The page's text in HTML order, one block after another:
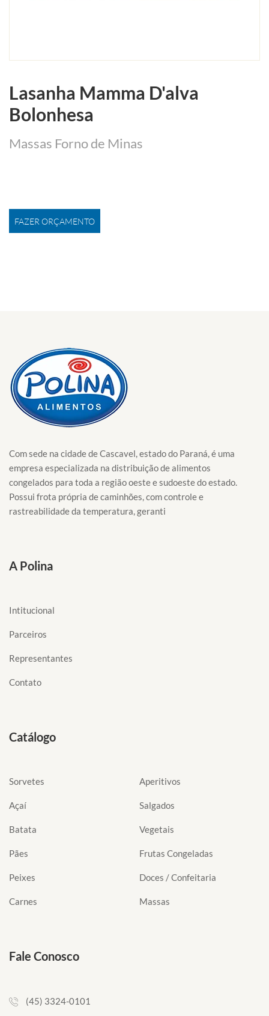
Lasanha Mamma D'alva
Bolonhesa
Massas Forno de Minas
FAZER ORÇAMENTO
Com sede na cidade de Cascavel, estado do Paraná, é uma
empresa especializada na distribuição de alimentos
congelados para toda a região oeste e sudoeste do estado.
Possui frota própria de caminhões, com controle e
rastreabilidade da temperatura, geranti
A Polina
Intitucional
Parceiros
Representantes
Contato
Catálogo
Sorvetes
Açaí
Batata
Pães
Peixes
Carnes
Aperitivos
Salgados
Vegetais
Frutas Congeladas
Doces / Confeitaria
Massas
Fale Conosco
(45) 3324-0101